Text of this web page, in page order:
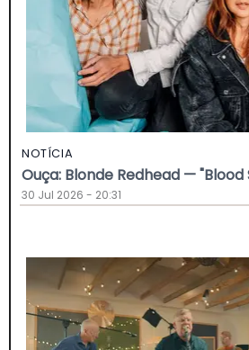
NOTÍCIA
Ouça: Blonde Redhead — "Blood
30 Jul 2026 - 20:31